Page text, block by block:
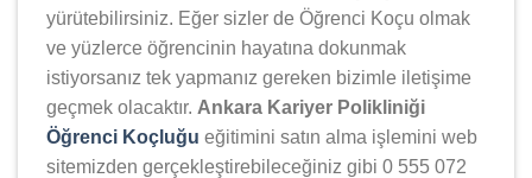
yürütebilirsiniz. Eğer sizler de Öğrenci Koçu olmak
ve yüzlerce öğrencinin hayatına dokunmak
istiyorsanız tek yapmanız gereken bizimle iletişime
geçmek olacaktır. Ankara Kariyer Polikliniği
Öğrenci Koçluğu eğitimini satın alma işlemini web
sitemizden gerçekleştirebileceğiniz gibi 0 555 072